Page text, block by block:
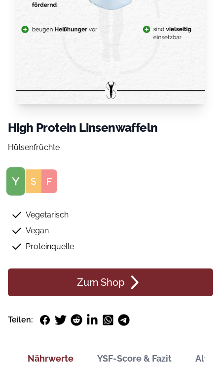
High Protein Linsenwaffeln
Hülsenfrüchte
Score
Vegetarisch
Vegan
Proteinquelle
Zum Shop
Teilen: Facebook
TwitterRedditLinkedInWhatsApp
Telegram
Nährwerte YSF-Score & Fazit